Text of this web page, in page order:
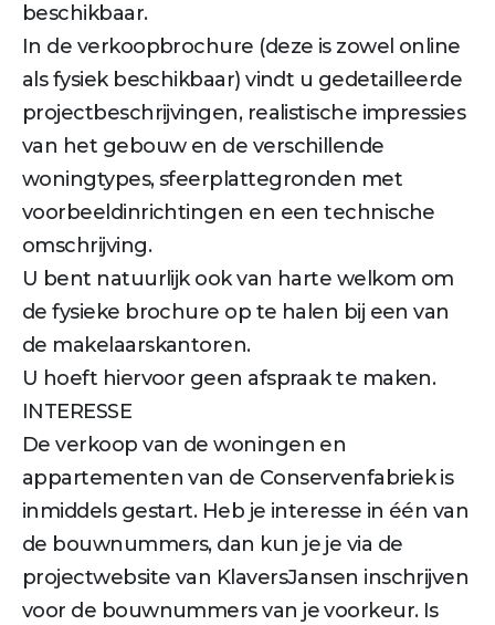
beschikbaar.
In de verkoopbrochure (deze is zowel online
als fysiek beschikbaar) vindt u gedetailleerde
projectbeschrijvingen, realistische impressies
van het gebouw en de verschillende
woningtypes, sfeerplattegronden met
voorbeeldinrichtingen en een technische
omschrijving.
U bent natuurlijk ook van harte welkom om
de fysieke brochure op te halen bij een van
de makelaarskantoren.
U hoeft hiervoor geen afspraak te maken.
INTERESSE
De verkoop van de woningen en
appartementen van de Conservenfabriek is
inmiddels gestart. Heb je interesse in één van
de bouwnummers, dan kun je je via de
projectwebsite van KlaversJansen inschrijven
voor de bouwnummers van je voorkeur. Is